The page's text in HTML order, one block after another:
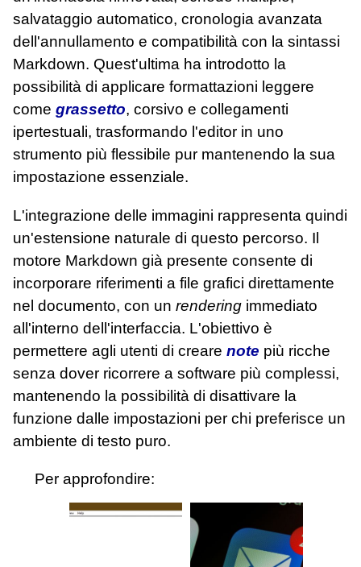
salvataggio automatico, cronologia avanzata
dell'annullamento e compatibilità con la sintassi
Markdown. Quest'ultima ha introdotto la
possibilità di applicare formattazioni leggere
come grassetto, corsivo e collegamenti
ipertestuali, trasformando l'editor in uno
strumento più flessibile pur mantenendo la sua
impostazione essenziale.
L'integrazione delle immagini rappresenta quindi
un'estensione naturale di questo percorso. Il
motore Markdown già presente consente di
incorporare riferimenti a file grafici direttamente
nel documento, con un rendering immediato
all'interno dell'interfaccia. L'obiettivo è
permettere agli utenti di creare note più ricche
senza dover ricorrere a software più complessi,
mantenendo la possibilità di disattivare la
funzione dalle impostazioni per chi preferisce un
ambiente di testo puro.
Per approfondire: